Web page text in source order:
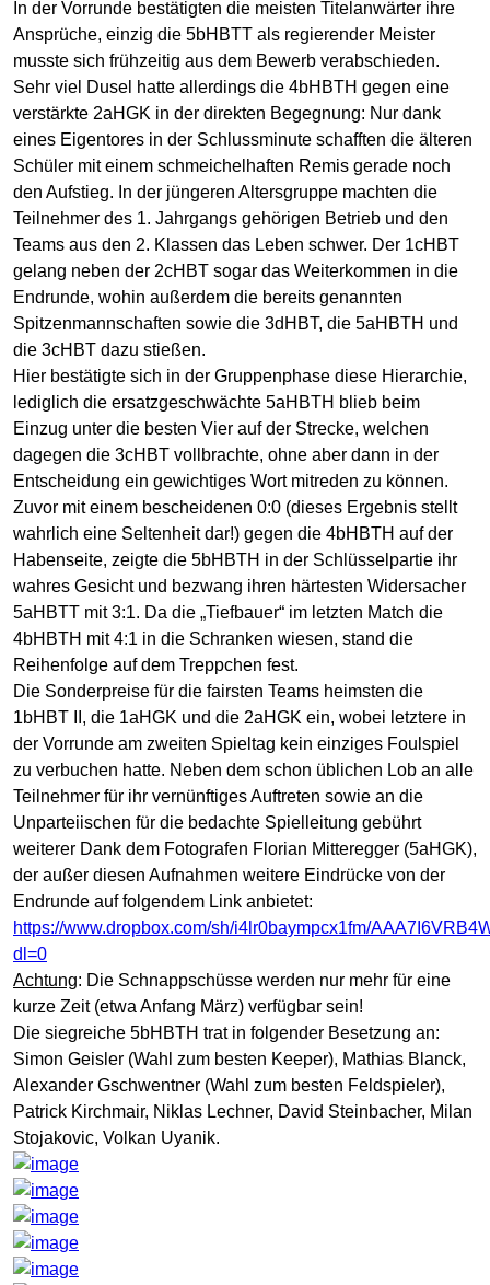
In der Vorrunde bestätigten die meisten Titelanwärter ihre
Ansprüche, einzig die 5bHBTT als regierender Meister
musste sich frühzeitig aus dem Bewerb verabschieden.
Sehr viel Dusel hatte allerdings die 4bHBTH gegen eine
verstärkte 2aHGK in der direkten Begegnung: Nur dank
eines Eigentores in der Schlussminute schafften die älteren
Schüler mit einem schmeichelhaften Remis gerade noch
den Aufstieg. In der jüngeren Altersgruppe machten die
Teilnehmer des 1. Jahrgangs gehörigen Betrieb und den
Teams aus den 2. Klassen das Leben schwer. Der 1cHBT
gelang neben der 2cHBT sogar das Weiterkommen in die
Endrunde, wohin außerdem die bereits genannten
Spitzenmannschaften sowie die 3dHBT, die 5aHBTH und
die 3cHBT dazu stießen.
Hier bestätigte sich in der Gruppenphase diese Hierarchie,
lediglich die ersatzgeschwächte 5aHBTH blieb beim
Einzug unter die besten Vier auf der Strecke, welchen
dagegen die 3cHBT vollbrachte, ohne aber dann in der
Entscheidung ein gewichtiges Wort mitreden zu können.
Zuvor mit einem bescheidenen 0:0 (dieses Ergebnis stellt
wahrlich eine Seltenheit dar!) gegen die 4bHBTH auf der
Habenseite, zeigte die 5bHBTH in der Schlüsselpartie ihr
wahres Gesicht und bezwang ihren härtesten Widersacher
5aHBTT mit 3:1. Da die „Tiefbauer“ im letzten Match die
4bHBTH mit 4:1 in die Schranken wiesen, stand die
Reihenfolge auf dem Treppchen fest.
Die Sonderpreise für die fairsten Teams heimsten die
1bHBT II, die 1aHGK und die 2aHGK ein, wobei letztere in
der Vorrunde am zweiten Spieltag kein einziges Foulspiel
zu verbuchen hatte. Neben dem schon üblichen Lob an alle
Teilnehmer für ihr vernünftiges Auftreten sowie an die
Unparteiischen für die bedachte Spielleitung gebührt
weiterer Dank dem Fotografen Florian Mitteregger (5aHGK),
der außer diesen Aufnahmen weitere Eindrücke von der
Endrunde auf folgendem Link anbietet:
https://www.dropbox.com/sh/i4lr0baympcx1fm/
dl=0
Achtung: Die Schnappschüsse werden nur mehr für eine
kurze Zeit (etwa Anfang März) verfügbar sein!
Die siegreiche 5bHBTH trat in folgender Besetzung an:
Simon Geisler (Wahl zum besten Keeper), Mathias Blanck,
Alexander Gschwentner (Wahl zum besten Feldspieler),
Patrick Kirchmair, Niklas Lechner, David Steinbacher, Milan
Stojakovic, Volkan Uyanik.